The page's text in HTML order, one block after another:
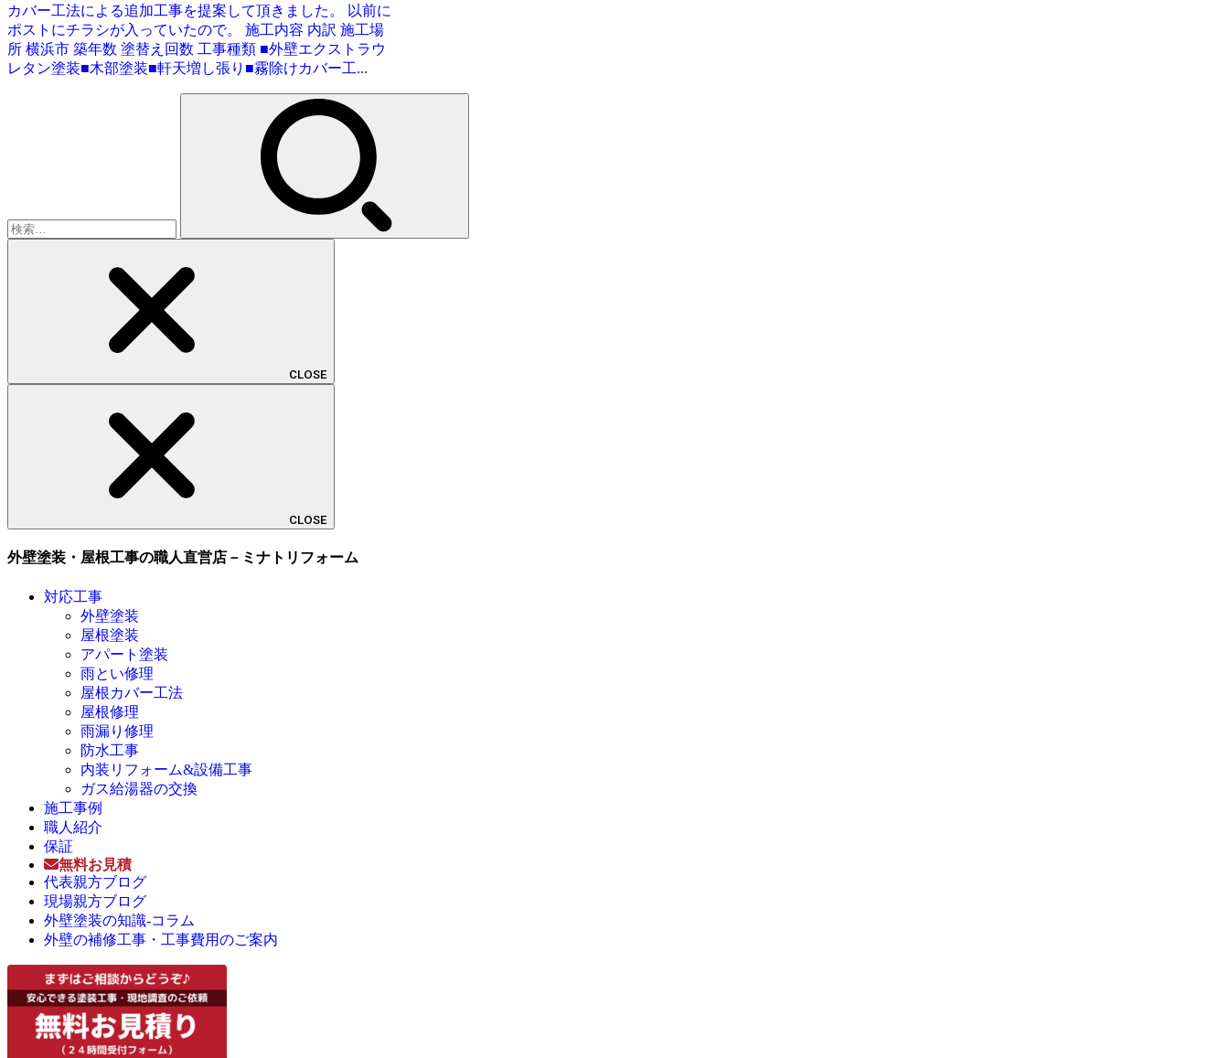
カバー工法による追加工事を提案して頂きました。 以前に
ポストにチラシが入っていたので。 施工内容 内訳 施工場
所 横浜市 築年数 塗替え回数 工事種類 ■外壁エクストラウ
レタン塗装■木部塗装■軒天増し張り■霧除けカバー工...
CLOSE
CLOSE
外壁塗装・屋根工事の職人直営店－ミナトリフォーム
対応工事
外壁塗装
屋根塗装
アパート塗装
雨とい修理
屋根カバー工法
屋根修理
雨漏り修理
防水工事
内装リフォーム&設備工事
ガス給湯器の交換
施工事例
職人紹介
保証
無料お見積
代表親方ブログ
現場親方ブログ
外壁塗装の知識-コラム
外壁の補修工事・工事費用のご案内